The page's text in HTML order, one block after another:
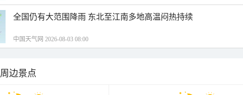
全国仍有大范围降雨 东北至江南多地高温闷热持续
中国天气网 2026-08-03 08:00
周边景点